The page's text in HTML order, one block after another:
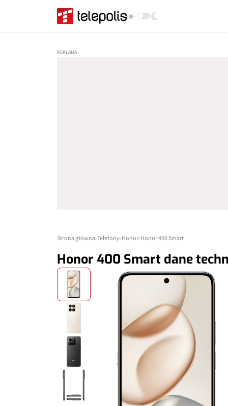
Strona główna Telefony Honor Honor 400 Smart
Honor 400 Smart dane